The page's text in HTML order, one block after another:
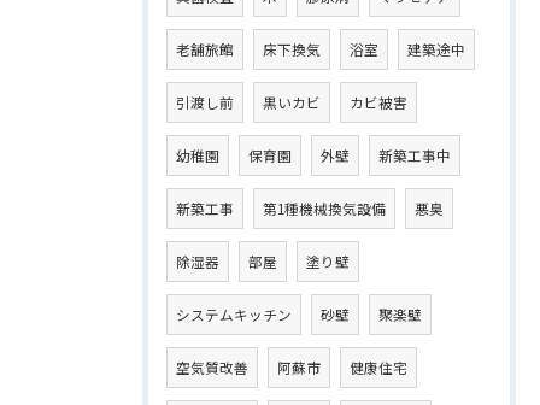
老舗旅館 床下換気 浴室 建築途中
引渡し前 黒いカビ カビ被害
幼稚園 保育園 外壁 新築工事中
新築工事 第1種機械換気設備 悪臭
除湿器 部屋 塗り壁
システムキッチン 砂壁 聚楽壁
空気質改善 阿蘇市 健康住宅